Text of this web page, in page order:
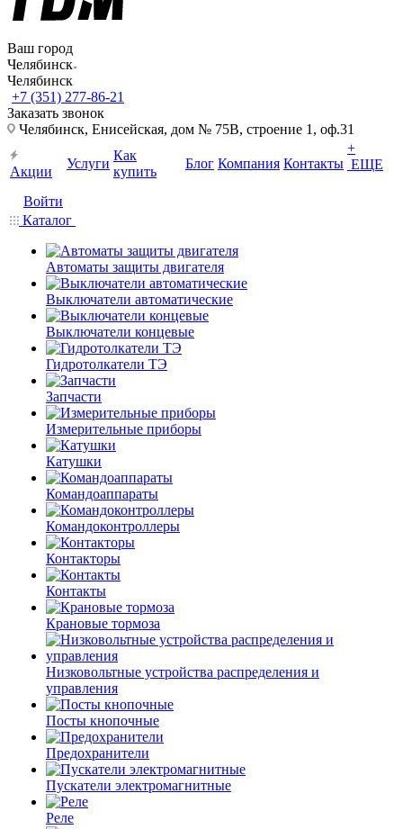
Ваш город
Челябинск
Челябинск
+7 (351) 277-86-21
Заказать звонок
Челябинск, Енисейская, дом № 75В, строение 1, оф.31
Акции
Услуги
Как
купить
Блог Компания Контакты
+
ЕЩЕ
Войти
Каталог
Автоматы защиты двигателя
Выключатели автоматические
Выключатели концевые
Гидротолкатели ТЭ
Запчасти
Измерительные приборы
Катушки
Командоаппараты
Командоконтроллеры
Контакторы
Контакты
Крановые тормоза
Низковольтные устройства распределения и
управления
Посты кнопочные
Предохранители
Пускатели электромагнитные
Реле